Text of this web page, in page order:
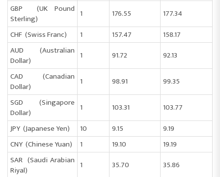
GBP (UK Pound
Sterling)
1 176.55
177.34
CHF (Swiss Franc)
1 157.47
158.17
AUD (Australian
Dollar)
1 91.72
92.13
CAD (Canadian
Dollar)
1 98.91
99.35
SGD (Singapore
Dollar)
1 103.31
103.77
JPY (Japanese Yen)
10 9.15
9.19
CNY (Chinese Yuan)
1 19.10
19.19
SAR (Saudi Arabian
Riyal)
1 35.70
35.86